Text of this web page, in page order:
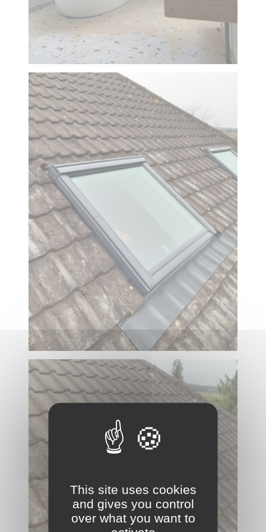
This site uses cookies
and gives you control
over what you want to